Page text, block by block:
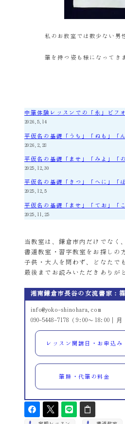
私のお教室では数少ない男
筆を持つ姿も様になってき
中筆体験レッスンでの「永」ビフ
2026.5.14
平仮名の基礎「うち」「ぬも」「
2026.2.28
平仮名の基礎「ませ」「みよ」「
2025.12.30
平仮名の基礎「きつ」「へに」「
2025.12.5
平仮名の基礎「ませ」「てお」「
2025.11.25
当教室は、鎌倉市内だけでなく
書道教室・習字教室をお探しの
子供・大人を問わず、どなたで
最後までお読みいただきありが
湘南鎌倉市長谷の女流書家：
info@yoko-shinohara.com
090-5448-7178（9:00～18:00｜
レッスン開講日・お申込み
筆耕・代筆の料金